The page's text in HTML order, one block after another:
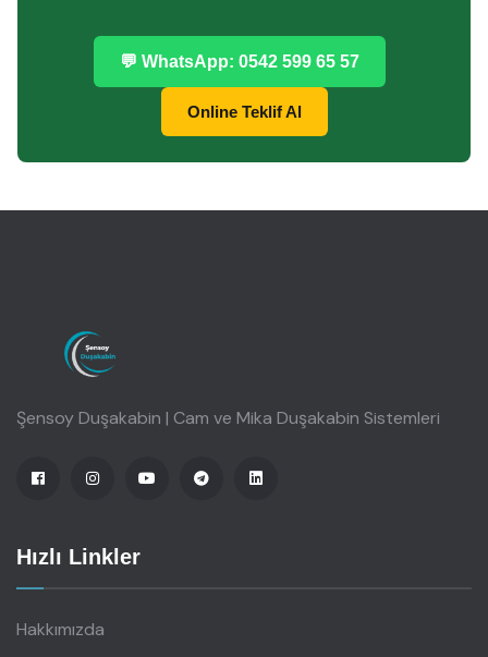
💬 WhatsApp: 0542 599 65 57
Online Teklif Al
Şensoy Duşakabin | Cam ve Mika Duşakabin Sistemleri
Hızlı Linkler
Hakkımızda